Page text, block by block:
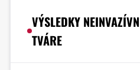
VÝSLEDKY
TVÁRE